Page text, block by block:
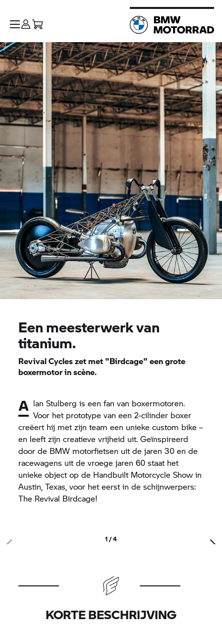
Een meesterwerk van
titanium.
Revival Cycles zet met "Birdcage" een grote
boxermotor in scène.
A lan Stulberg is een fan van boxermotoren.
Voor het prototype van een 2-cilinder boxer
creëert hij met zijn team een unieke custom bike –
en leeft zijn creatieve vrijheid uit. Geïnspireerd
door de BMW motorfietsen uit de jaren 30 en de
racewagens uit de vroege jaren 60 staat het
unieke object op de Handbuilt Motorcycle Show in
Austin, Texas, voor het eerst in de schijnwerpers:
The Revival Birdcage!
1 / 4
KORTE BESCHRIJVING